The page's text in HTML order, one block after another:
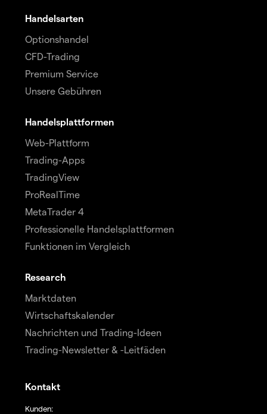
Handelsarten
Optionshandel
CFD-Trading
Premium Service
Unsere Gebühren
Handelsplattformen
Web-Plattform
Trading-Apps
TradingView
ProRealTime
MetaTrader 4
Professionelle Handelsplattformen
Funktionen im Vergleich
Research
Marktdaten
Wirtschaftskalender
Nachrichten und Trading-Ideen
Trading-Newsletter & -Leitfäden
Kontakt
Kunden: